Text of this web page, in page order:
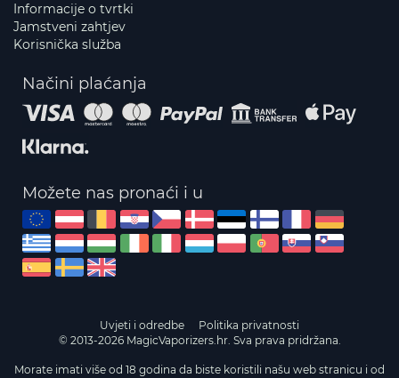
Informacije o tvrtki
Jamstveni zahtjev
Korisnička služba
Načini plaćanja
Možete nas pronaći i u
Uvjeti i odredbe
Politika privatnosti
© 2013-2026 MagicVaporizers.hr. Sva prava pridržana.
Morate imati više od 18 godina da biste koristili našu web stranicu i od